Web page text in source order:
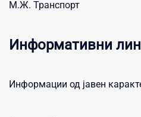
М.Ж. Транспорт
Информативни
Информации од јавен